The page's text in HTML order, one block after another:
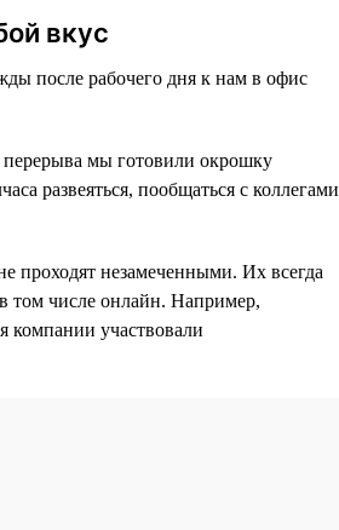
вкус
после рабочего дня к нам в офис
мы готовили окрошку
развеяться, пообщаться с коллегами
проходят незамеченными. Их всегда
том числе онлайн. Например,
компании участвовали